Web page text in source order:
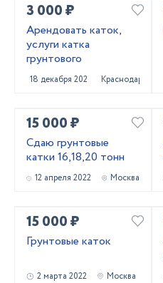
3 000 ₽
Арендовать каток,
услуги катка
грунтового
18 декабря 2022 Краснодар
15 000 ₽
Сдаю грунтовые
катки 16,18,20 тонн
12 апреля 2022 Москва
15 000 ₽
Грунтовые каток
2 марта 2022 Москва